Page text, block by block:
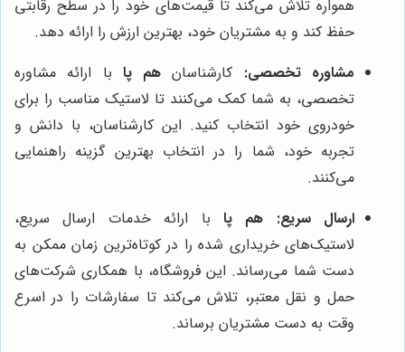
همواره تلاش می‌کند تا قیمت‌های خود را در سطح رقابتی
حفظ کند و به مشتریان خود، بهترین ارزش را ارائه دهد.
مشاوره تخصصی: کارشناسان هم پا با ارائه مشاوره
تخصصی، به شما کمک می‌کنند تا لاستیک مناسب را برای
خودروی خود انتخاب کنید. این کارشناسان، با دانش و
تجربه خود، شما را در انتخاب بهترین گزینه راهنمایی
می‌کنند.
ارسال سریع:
هم پا با ارائه خدمات ارسال سریع،
لاستیک‌های خریداری شده را در کوتاه‌ترین زمان ممکن به
دست شما می‌رساند. این فروشگاه، با همکاری شرکت‌های
حمل و نقل معتبر، تلاش می‌کند تا سفارشات را در اسرع
وقت به دست مشتریان برساند.